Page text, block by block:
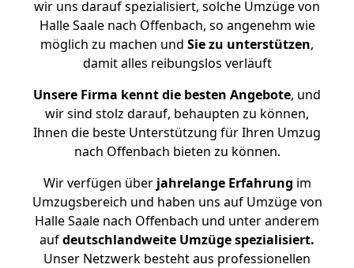
wir uns darauf spezialisiert, solche Umzüge von
Halle Saale nach Offenbach, so angenehm wie
möglich zu machen und Sie zu unterstützen,
damit alles reibungslos verläuft
Unsere Firma kennt die besten Angebote, und
wir sind stolz darauf, behaupten zu können,
Ihnen die beste Unterstützung für Ihren Umzug
nach Offenbach bieten zu können.
Wir verfügen überjahrelange Erfahrung im
Umzugsbereich und haben uns auf Umzüge von
Halle Saale nach Offenbach und unter anderem
aufdeutschlandweite Umzüge spezialisiert.
Unser Netzwerk besteht aus professionellen